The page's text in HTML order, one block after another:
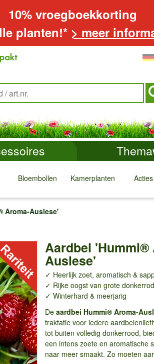
10% vroegboekkorting
planten!* > meer
Bloembollen
↓
Kamerplanten
↓ ↓
Aroma-Auslese'
Aardbei 'Hummi®
Auslese'
✓ Heerlijk zoet, aromatisch &
✓ Rijke oogst van grote
✓ Winterhard & meerjarig
De aardbei Hummi® Aroma-
traktatie voor iedere
tot buiten volledig donkerrood,
een intens zoete en aromatische
naar meer smaakt. Zo moeten